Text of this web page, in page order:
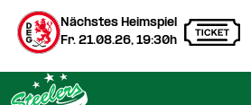
Nächstes Heimspiel
Fr. 21.08.26, 19:30h